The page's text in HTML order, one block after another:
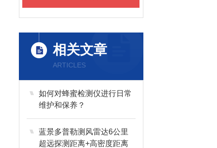
相关文章
ARTICLES
如何对蜂蜜检测仪进行日常
维护和保养？
蓝景多普勒测风雷达6公里
超远探测距离+高密度距离